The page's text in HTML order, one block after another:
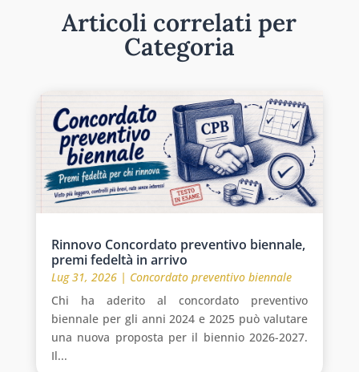
Articoli correlati per
Categoria
Rinnovo Concordato preventivo biennale,
premi fedeltà in arrivo
Lug 31, 2026| Concordato preventivo biennale
Chi ha aderito al concordato preventivo
biennale per gli anni 2024 e 2025 può valutare
una nuova proposta per il biennio 2026-2027.
Il...